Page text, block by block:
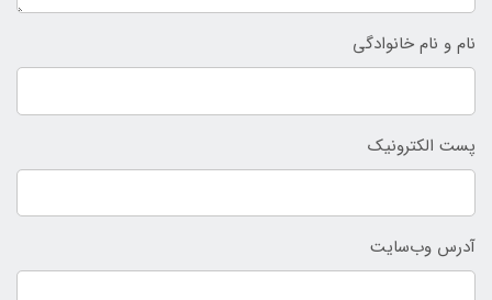
نام و نام خانوادگی
پست الکترونیک
آدرس وب‌سایت